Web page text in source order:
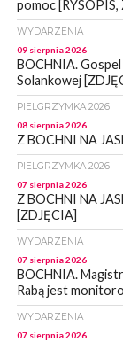
pomoc [RYSOPIS,
WYDARZENIA
09 sierpnia 2026
BOCHNIA.
Solankowej
PIELGRZYMKA 2026
08 sierpnia 2026
Z BOCHNI NA
PIELGRZYMKA 2026
07 sierpnia 2026
Z BOCHNI NA
[ZDJĘCIA]
WYDARZENIA
07 sierpnia 2026
BOCHNIA.
Rabą jest
WYDARZENIA
07 sierpnia 2026